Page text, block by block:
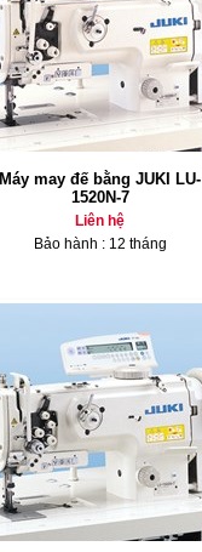
Máy may đế bằng JUKI LU-
1520N-7
Liên hệ
Bảo hành : 12 tháng